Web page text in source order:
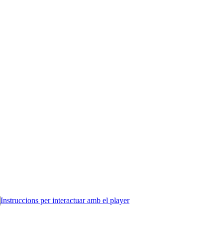
Instruccions per interactuar amb el player